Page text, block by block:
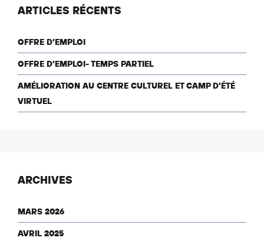
ARTICLES RÉCENTS
OFFRE D’EMPLOI
OFFRE D’EMPLOI- TEMPS PARTIEL
AMÉLIORATION AU CENTRE CULTUREL ET CAMP D’ÉTÉ
VIRTUEL
ARCHIVES
MARS 2026
AVRIL 2025